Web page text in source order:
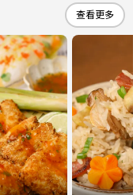
查看更多